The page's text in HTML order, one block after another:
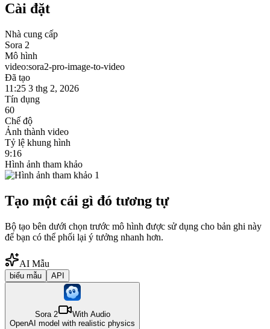
Cài đặt
Nhà cung cấp
Sora 2
Mô hình
video:sora2-pro-image-to-video
Đã tạo
11:25 3 thg 2, 2026
Tín dụng
60
Chế độ
Ảnh thành video
Tỷ lệ khung hình
9:16
Hình ảnh tham khảo
Tạo một cái gì đó tương tự
Bộ tạo bên dưới chọn trước mô hình được sử dụng cho bản ghi này
để bạn có thể phối lại ý tưởng nhanh hơn.
AI Mẫu
biểu mẫu API
Sora 2
With Audio
OpenAI model with realistic physics